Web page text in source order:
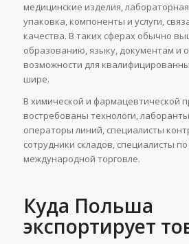
медицинские изделия,
упаковка, компоненты и услуги,
качества. В таких сферах обычно
образованию, языку, документам и
возможности для
шире.
В химической и фармацевтической
востребованы технологи,
операторы линий, специалисты
сотрудники складов, специалисты
международной торговле.
Куда Польша
экспортирует